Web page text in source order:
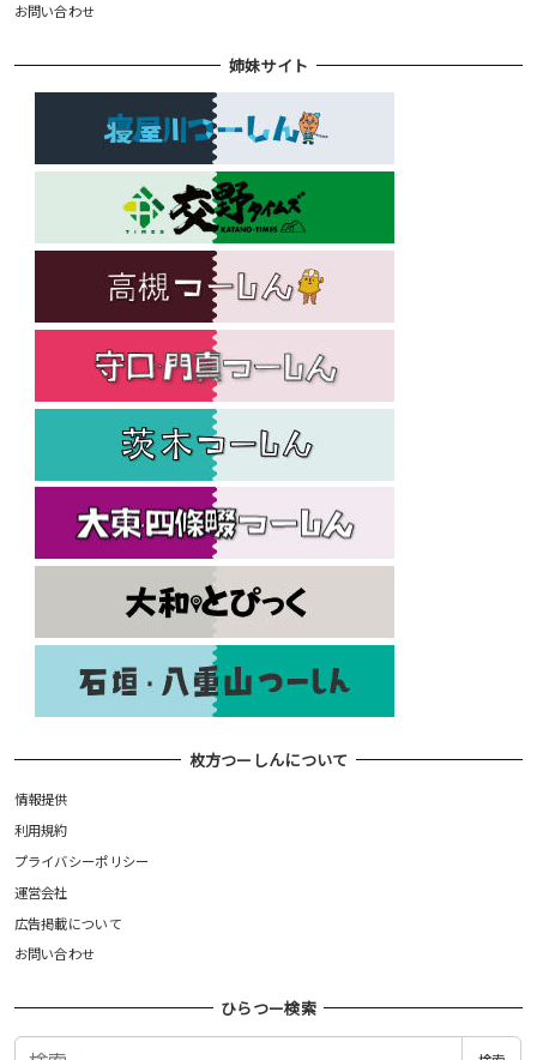
お問い合わせ
姉妹サイト
枚方つーしんについて
情報提供
利用規約
プライバシーポリシー
運営会社
広告掲載について
お問い合わせ
ひらつー検索
検